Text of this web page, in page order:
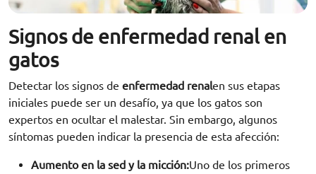
Signos de enfermedad renal en
gatos
Detectar los signos de enfermedad renalen sus etapas
iniciales puede ser un desafío, ya que los gatos son
expertos en ocultar el malestar. Sin embargo, algunos
síntomas pueden indicar la presencia de esta afección:
Aumento en la sed y la micción:Uno de los primeros